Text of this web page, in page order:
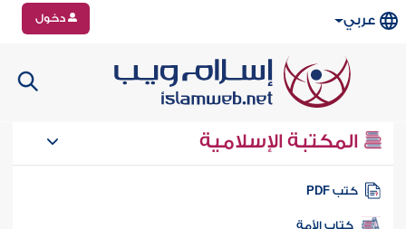
عربي دخول
المكتبة الإسلامية
كتب PDF